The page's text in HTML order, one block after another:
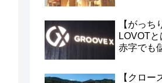
【がっち
LOVOT
赤字でも
【クロー